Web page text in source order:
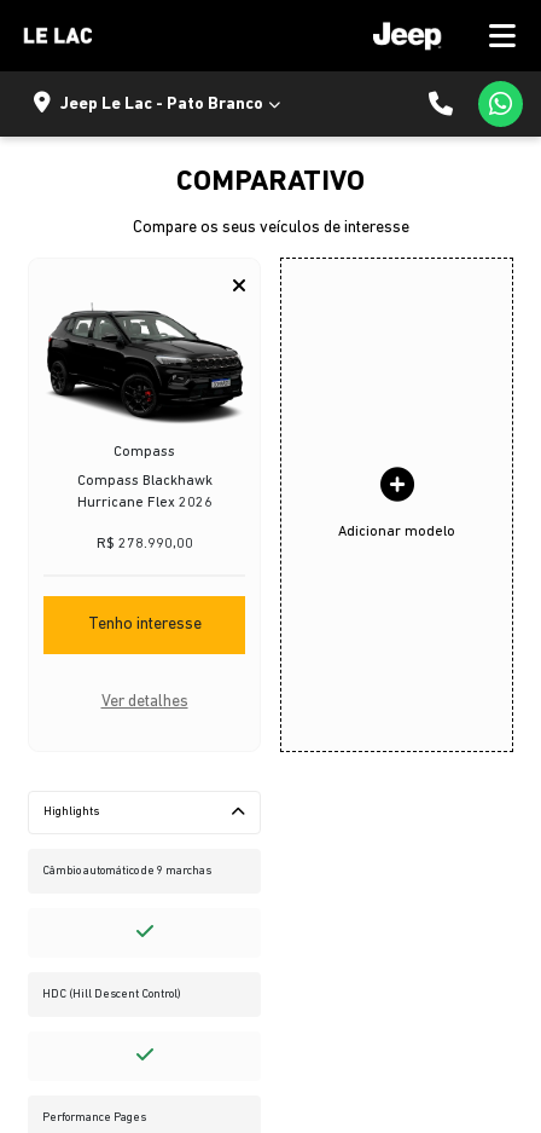
Jeep Le Lac - Pato Branco
COMPARATIVO
Compare os seus veículos de interesse
Compass
Compass Blackhawk
Hurricane Flex 2026
R$ 278.990,00
Tenho interesse
Ver detalhes
Adicionar modelo
Highlights
Câmbio automático de 9 marchas
HDC (Hill Descent Control)
Performance Pages